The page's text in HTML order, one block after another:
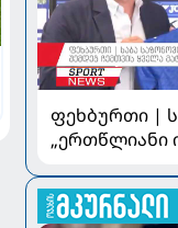
ფეხბურთი |
„ერთწლიანი